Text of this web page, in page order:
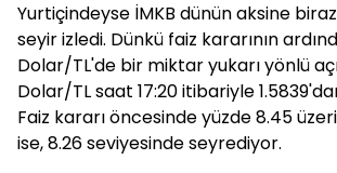
Yurtiçindeyse İMKB dünün aksine
seyir izledi. Dünkü faiz kararının
Dolar/TL'de bir miktar yukarı yönlü
Dolar/TL saat 17:20 itibariyle
Faiz kararı öncesinde yüzde 8.45
ise, 8.26 seviyesinde seyrediyor.